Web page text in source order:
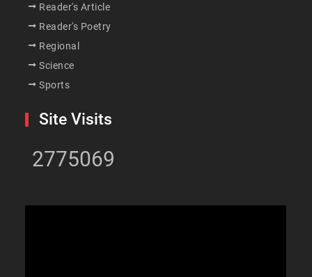
Reader's Article
Reader's Poetry
Regional
Science
Sports
Site Visits
2775069